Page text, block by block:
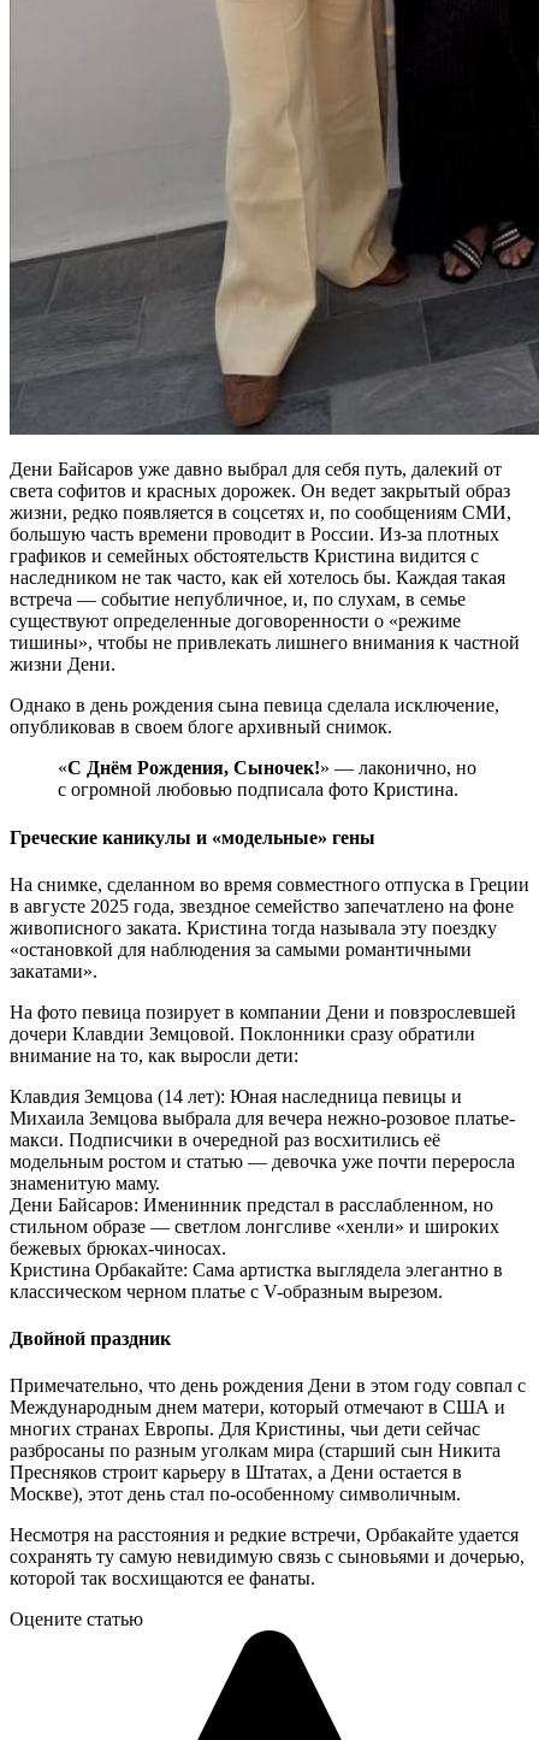
Дени Байсаров уже давно выбрал для себя путь, далекий от
света софитов и красных дорожек. Он ведет закрытый образ
жизни, редко появляется в соцсетях и, по сообщениям СМИ,
большую часть времени проводит в России. Из-за плотных
графиков и семейных обстоятельств Кристина видится с
наследником не так часто, как ей хотелось бы. Каждая такая
встреча — событие непубличное, и, по слухам, в семье
существуют определенные договоренности о «режиме
тишины», чтобы не привлекать лишнего внимания к частной
жизни Дени.
Однако в день рождения сына певица сделала исключение,
опубликовав в своем блоге архивный снимок.
«С Днём Рождения, Сыночек!» — лаконично, но
с огромной любовью подписала фото Кристина.
Греческие каникулы и «модельные» гены
На снимке, сделанном во время совместного отпуска в Греции
в августе 2025 года, звездное семейство запечатлено на фоне
живописного заката. Кристина тогда называла эту поездку
«остановкой для наблюдения за самыми романтичными
закатами».
На фото певица позирует в компании Дени и повзрослевшей
дочери Клавдии Земцовой. Поклонники сразу обратили
внимание на то, как выросли дети:
Клавдия Земцова (14 лет): Юная наследница певицы и
Михаила Земцова выбрала для вечера нежно-розовое платье-
макси. Подписчики в очередной раз восхитились её
модельным ростом и статью — девочка уже почти переросла
знаменитую маму.
Дени Байсаров: Именинник предстал в расслабленном, но
стильном образе — светлом лонгсливе «хенли» и широких
бежевых брюках-чиносах.
Кристина Орбакайте: Сама артистка выглядела элегантно в
классическом черном платье с V-образным вырезом.
Двойной праздник
Примечательно, что день рождения Дени в этом году совпал с
Международным днем матери, который отмечают в США и
многих странах Европы. Для Кристины, чьи дети сейчас
разбросаны по разным уголкам мира (старший сын Никита
Пресняков строит карьеру в Штатах, а Дени остается в
Москве), этот день стал по-особенному символичным.
Несмотря на расстояния и редкие встречи, Орбакайте удается
сохранять ту самую невидимую связь с сыновьями и дочерью,
которой так восхищаются ее фанаты.
Оцените статью